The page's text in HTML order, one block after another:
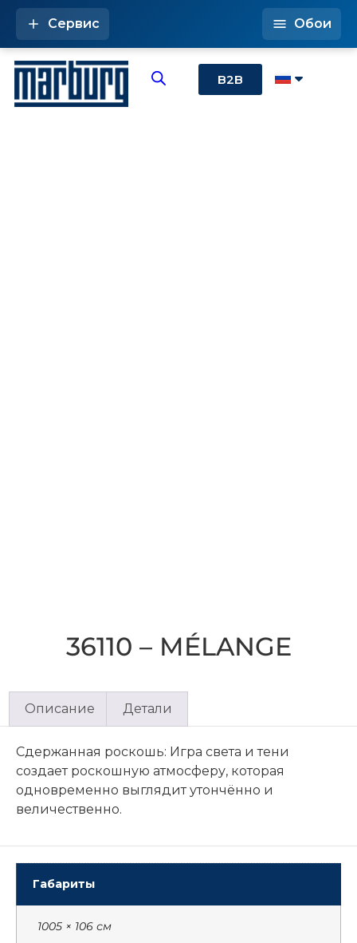
B2B
Сервис Обои
36110 – MÉLANGE
Описание Детали
Сдержанная роскошь: Игра света и тени
создает роскошную атмосферу, которая
одновременно выглядит утончённо и
величественно.
Габариты
1005 × 106 см